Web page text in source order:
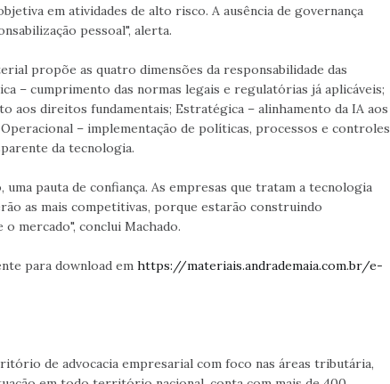
em atividades de alto risco. A ausência de governança
pessoal", alerta.
propõe as quatro dimensões da responsabilidade das
– cumprimento das normas legais e regulatórias já aplicáveis;
aos direitos fundamentais; Estratégica – alinhamento da IA aos
– implementação de políticas, processos e controles
da tecnologia.
uma pauta de confiança. As empresas que tratam a tecnologia
as mais competitivas, porque estarão construindo
mercado", conclui Machado.
para download em https://materiais.andrademaia.com.br/e-
de advocacia empresarial com foco nas áreas tributária,